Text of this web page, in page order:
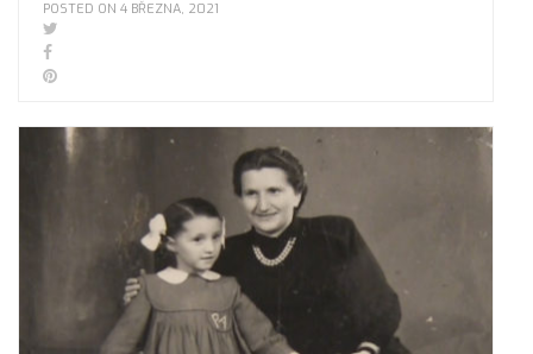
POSTED ON 4 BŘEZNA, 2021